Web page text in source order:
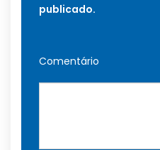
publicado.
Comentário